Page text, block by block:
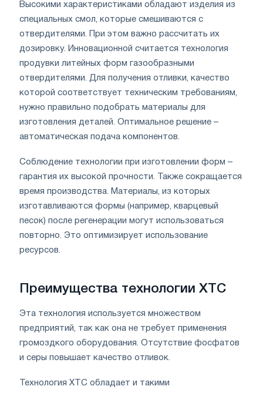
Высокими характеристиками обладают изделия из
специальных смол, которые смешиваются с
отвердителями. При этом важно рассчитать их
дозировку. Инновационной считается технология
продувки литейных форм газообразными
отвердителями. Для получения отливки, качество
которой соответствует техническим требованиям,
нужно правильно подобрать материалы для
изготовления деталей. Оптимальное решение –
автоматическая подача компонентов.
Соблюдение технологии при изготовлении форм –
гарантия их высокой прочности. Также сокращается
время производства. Материалы, из которых
изготавливаются формы (например, кварцевый
песок) после регенерации могут использоваться
повторно. Это оптимизирует использование
ресурсов.
Преимущества технологии ХТС
Эта технология используется множеством
предприятий, так как она не требует применения
громоздкого оборудования. Отсутствие фосфатов
и серы повышает качество отливок.
Технология ХТС обладает и такими